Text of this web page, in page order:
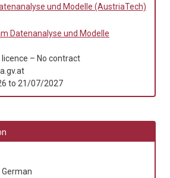
und Modelle (AustriaTech)
Datenanalyse und Modelle
licence – No contract
to 21/07/2027
German